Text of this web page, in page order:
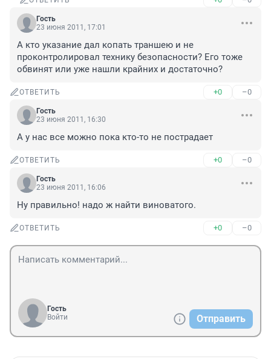
Гость
23 июня 2011, 17:01
А кто указание дал копать траншею и не
проконтролировал технику безопасности? Его тоже
обвинят или уже нашли крайних и достаточно?
ОТВЕТИТЬ +0 –0
Гость
23 июня 2011, 16:30
А у нас все можно пока кто-то не пострадает
ОТВЕТИТЬ +0 –0
Гость
23 июня 2011, 16:06
Ну правильно! надо ж найти виноватого.
ОТВЕТИТЬ +0 –0
Гость
Войти
Отправить